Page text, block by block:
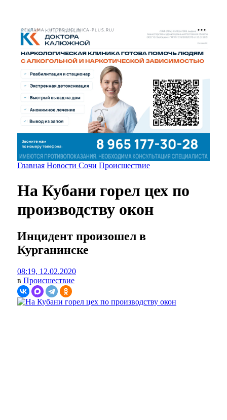
РЕКЛАМА • HTTPS://CLINICA-PLUS.RU/
Главная Новости Сочи Происшествие
На Кубани горел цех по
производству окон
Инцидент произошел в
Курганинске
08:19, 12.02.2020
в Происшествие